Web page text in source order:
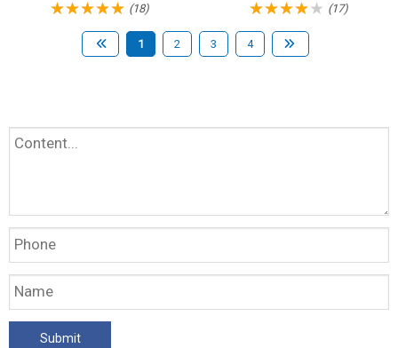
(18) (17)
1 2 3 4